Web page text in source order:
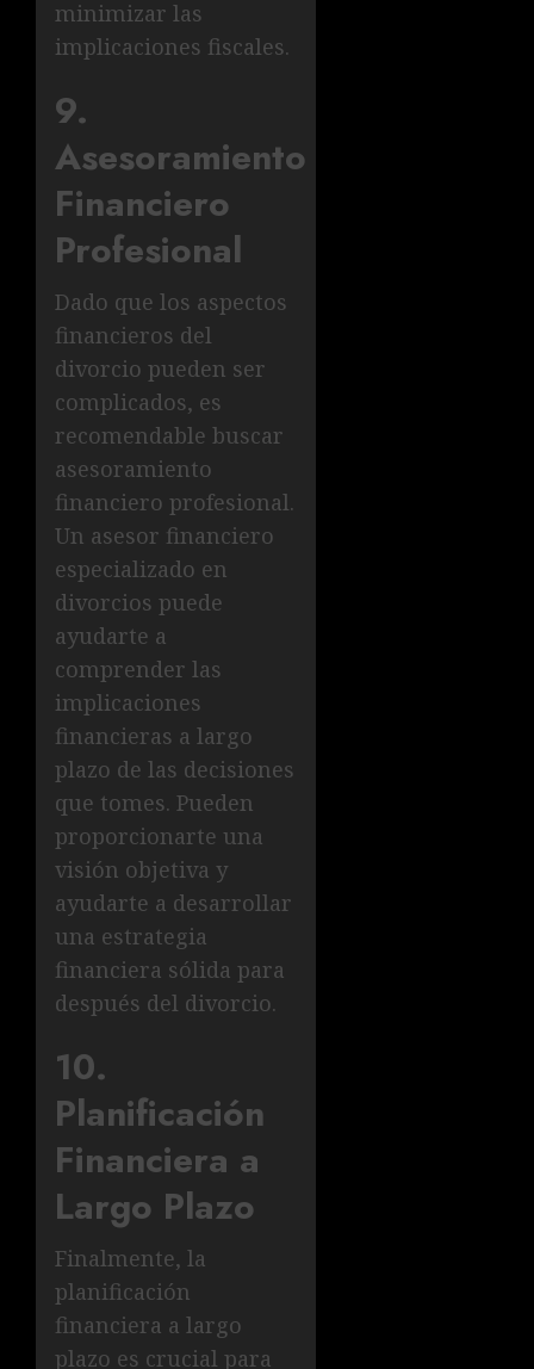
minimizar las
implicaciones fiscales.
9.
Asesoramiento
Financiero
Profesional
Dado que los aspectos
financieros del
divorcio pueden ser
complicados, es
recomendable buscar
asesoramiento
financiero profesional.
Un asesor financiero
especializado en
divorcios puede
ayudarte a
comprender las
implicaciones
financieras a largo
plazo de las decisiones
que tomes. Pueden
proporcionarte una
visión objetiva y
ayudarte a desarrollar
una estrategia
financiera sólida para
después del divorcio.
10.
Planificación
Financiera a
Largo Plazo
Finalmente, la
planificación
financiera a largo
plazo es crucial para